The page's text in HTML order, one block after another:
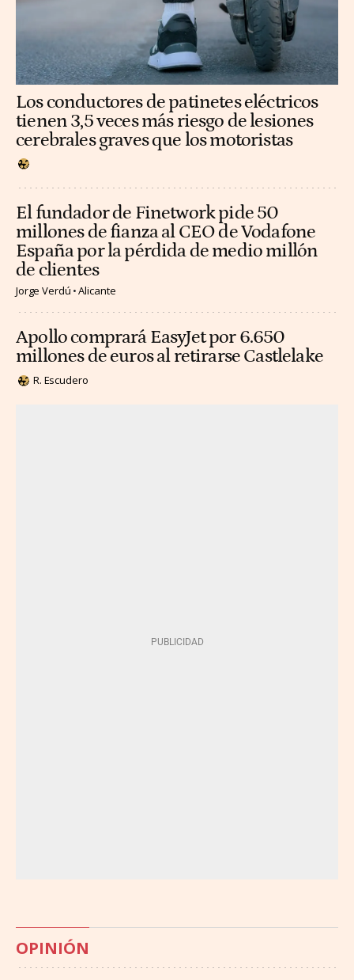
Los conductores de patinetes eléctricos
tienen 3,5 veces más riesgo de lesiones
cerebrales graves que los motoristas
El fundador de Finetwork pide 50
millones de fianza al CEO de Vodafone
España por la pérdida de medio millón
de clientes
Jorge Verdú Alicante
Apollo comprará EasyJet por 6.650
millones de euros al retirarse Castlelake
R. Escudero
OPINIÓN